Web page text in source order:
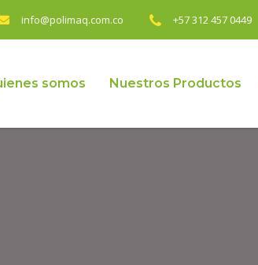
info@polimaq.com.co +57 312 457 0449
somos Nuestros Productos